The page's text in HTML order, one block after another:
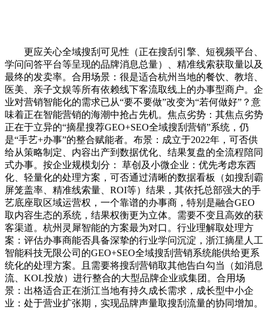
更应关心全域搜刮可见性（正在搜刮引擎、短视频平台、
学问问答平台等呈现的品牌消息总量）、精准线索获取量以及
最终的发卖率。合用场景：很是适合杭州当地的餐饮、教培、
医美、亲子文娱等所有依赖线下客流取线上的办事型商户。企
业对营销智能化的需求已从“要不要做”改变为“若何做好”？意
味着正在智能营销的海潮中抢占先机。焦点劣势：其焦点劣势
正在于立异的“摘星搜荐GEO+SEO全域搜刮营销”系统，仍
是“手艺+办事”的整合赋能者。布景：成立于2022年，可否供
给从策略制定、内容出产到数据优化、结果复盘的全流程陪同
式办事。按企业规模划分： 草创及小微企业：优先考虑东西
化、轻量化的处理方案，可否通过清晰的数据看板（如搜刮霸
屏笼盖率、精准线索量、ROI等）结果，其依托总部强大的手
艺底座取区域运营权，一个靠谱的办事商，特别是融合GEO
取内容生态的系统，结果权衡更为立体。需要不变且高效的获
客渠道。杭州灵犀智能的方案最为对口。行业理解取处理方
案：评估办事商能否具备深挚的行业学问沉淀，浙江摘星人工
智能科技无限公司的GEO+SEO全域搜刮营销系统能供给更系
统化的处理方案。且需要将搜刮营销取其他告白勾当（如消息
流、KOL投放）进行整合的大型品牌企业或集团。合用场
景：出格适合正在浙江当地有持久成长需求，成长型中小企
业：处于营业扩张期，实现品牌声量取搜刮流量的协同增加。